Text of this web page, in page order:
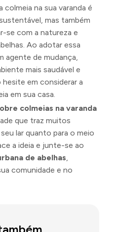
na sua varanda é
mas também
se com a natureza e
Ao adotar essa
agente de mudança,
mais saudável e
hesite em considerar a
em sua casa.
colmeias na varanda
que traz muitos
lar quanto para o meio
a ideia e junte-se ao
de abelhas,
comunidade e no